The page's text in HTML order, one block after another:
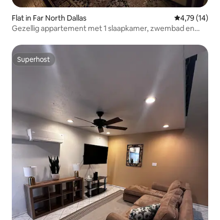
Flat in Far North Dallas Gemiddelde
4,79 (14)
Gezellig appartement met 1 slaapkamer, zwembad en
Superhost
Superhost